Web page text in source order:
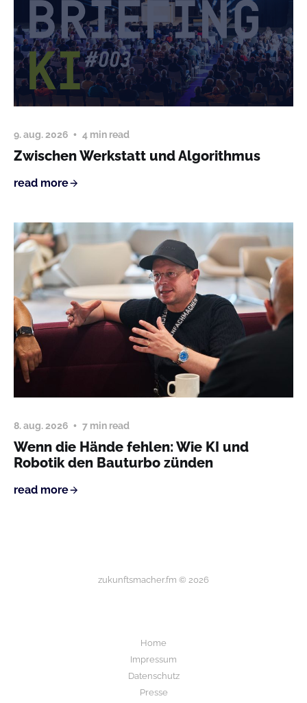
9. aug. 2026 4 min read
Zwischen Werkstatt und Algorithmus
read more
8. aug. 2026 7 min read
Wenn die Hände fehlen: Wie KI und
Robotik den Bauturbo zünden
read more
zukunftsmacher.fm © 2026
Home
Impressum
Datenschutz
Presse